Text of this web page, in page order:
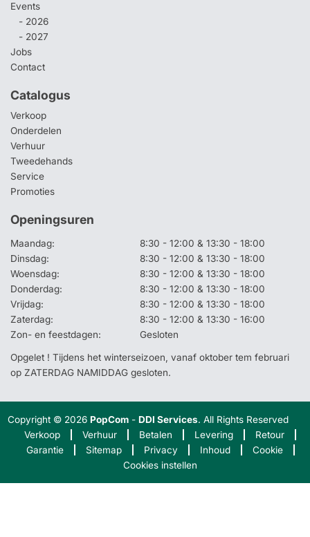
Events
- 2026
- 2027
Jobs
Contact
Catalogus
Verkoop
Onderdelen
Verhuur
Tweedehands
Service
Promoties
Openingsuren
Maandag:
8:30 - 12:00 & 13:30 - 18:00
Dinsdag:
8:30 - 12:00 & 13:30 - 18:00
Woensdag:
8:30 - 12:00 & 13:30 - 18:00
Donderdag:
8:30 - 12:00 & 13:30 - 18:00
Vrijdag:
8:30 - 12:00 & 13:30 - 18:00
Zaterdag:
8:30 - 12:00 & 13:30 - 16:00
Zon- en feestdagen:
Gesloten
Opgelet ! Tijdens het winterseizoen, vanaf oktober tem februari
op ZATERDAG NAMIDDAG gesloten.
Copyright © 2026PopCom -DDI Services. All Rights Reserved
Verkoop
Verhuur Betalen Levering
Retour
Garantie
Sitemap Privacy Inhoud
Cookie
Cookies instellen